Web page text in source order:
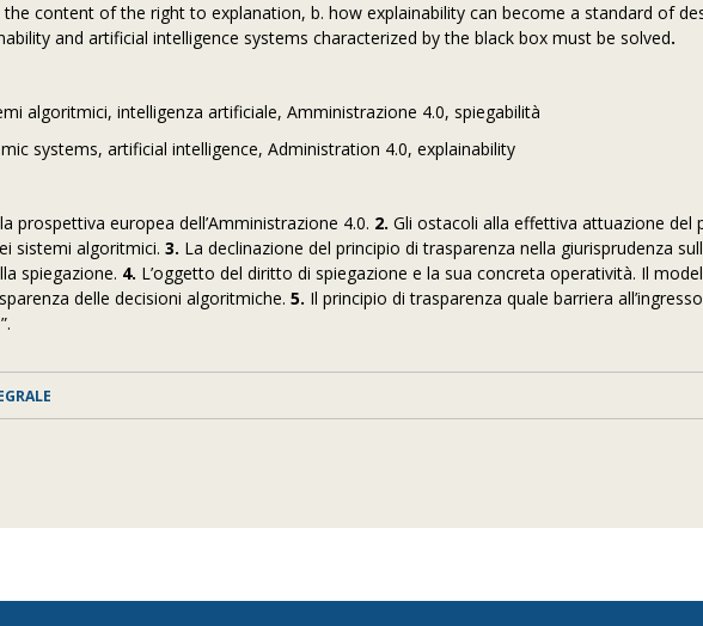
content of the right to explanation, b. how explainability can become a standard of
and artificial intelligence systems characterized by the black box must be solved.
algoritmici, intelligenza artificiale, Amministrazione 4.0, spiegabilità
systems, artificial intelligence, Administration 4.0, explainability
prospettiva europea dell’Amministrazione 4.0. 2. Gli ostacoli alla effettiva attuazione del
sistemi algoritmici.3. La declinazione del principio di trasparenza nella giurisprudenza
spiegazione. 4. L’oggetto del diritto di spiegazione e la sua concreta operatività. Il
delle decisioni algoritmiche.5. Il principio di trasparenza quale barriera